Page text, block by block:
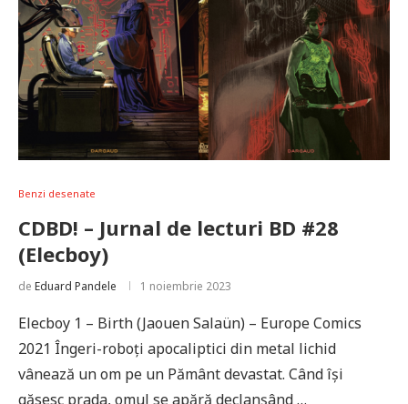
Benzi desenate
CDBD! – Jurnal de lecturi BD #28
(Elecboy)
de Eduard Pandele 1 noiembrie 2023
Elecboy 1 – Birth (Jaouen Salaün) – Europe Comics
2021 Îngeri-roboți apocaliptici din metal lichid
vânează un om pe un Pământ devastat. Când își
găsesc prada, omul se apără declanșând …